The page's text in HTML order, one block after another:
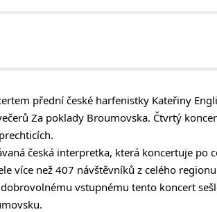
přední české harfenistky Kateřiny
Za poklady Broumovska. Čtvrtý
česká interpretka, která koncertuje po
více než 407 návštěvníků z celého
vstupnému tento koncert